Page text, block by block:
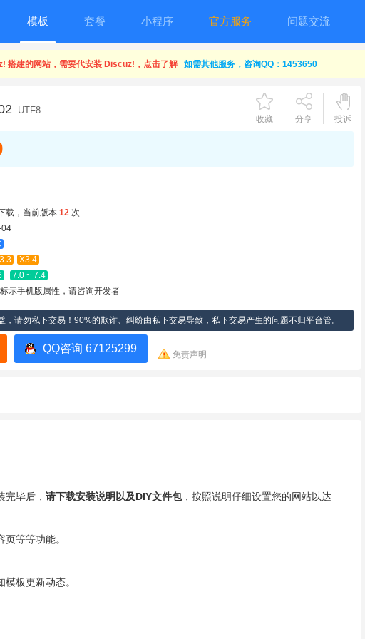
模板 套餐 小程序 官方服务 问题交流
搭建的网站，需要代安装 Discuz!，点击了解 如需其他服务，咨询QQ：1453650
UTF8
收藏 分享 投诉
载，当前版本 12 次
X3.4
7.0 ~ 7.4
示手机版属性，请咨询开发者
，请勿私下交易！90%的欺诈、纠纷由私下交易导致，私下交易产生的问题不归平台管。
QQ咨询 67125299 免责声明
毕后， 请下载安装说明以及DIY文件包，按照说明仔细设置您的网站以达
等等功能。
板更新动态。